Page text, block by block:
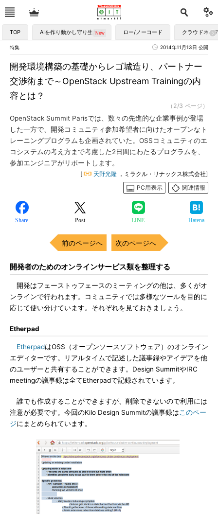
TOP AIを作り動かし守り生かす ロー/ノーコード クラウドネイ
特集 2014年11月13日 公開
開発環境構築の基礎からレゴ城造り、パートナー
交渉術まで～OpenStack Upstream Trainingの内
容とは？
（2/3 ページ）
OpenStack Summit Parisでは、数々の先進的な企業事例が登場
した一方で、開発コミュニティ参加希望者に向けたオープンなト
レーニングプログラムも企画されていた。OSSコミュニティのエ
コシステムの考え方まで考慮した2日間にわたるプログラムを、
参加エンジニアがリポートします。
[ 天野光隆 ，ミラクル・リナックス株式会社]
PC用表示
関連情報
Share Post LINE Hatena
前のページへ 次のページへ
開発者のためのオンラインサービス類を整理する
開発はフェーストゥフェースのミーティングの他は、多くがオ
ンラインで行われます。コミュニティでは多様なツールを目的に
応じて使い分けています。それぞれを見ておきましょう。
Etherpad
EtherpadはOSS（オープンソースソフトウェア）のオンライン
エディターです。リアルタイムで記述した議事録やアイデアを他
のユーザーと共有することができます。Design SummitやIRC
meetingの議事録は全てEtherpadで記録されています。
誰でも作成することができますが、削除できないので利用には
注意が必要です。今回のKilo Design Summitの議事録はこのペー
ジにまとめられています。